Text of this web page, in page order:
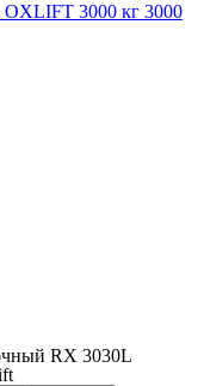
3000 кг 3000
RX 3030L